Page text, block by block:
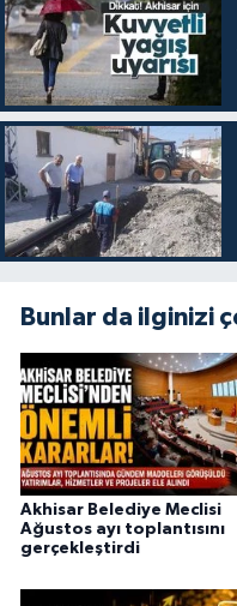
Bunlar da ilginizi
Akhisar Belediye Meclisi
Ağustos ayı toplantısını
gerçekleştirdi